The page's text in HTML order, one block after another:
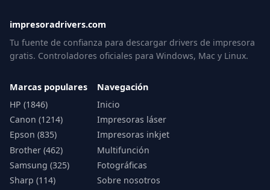
impresoradrivers.com
Tu fuente de confianza para descargar drivers de impresora
gratis. Controladores oficiales para Windows, Mac y Linux.
Marcas populares
HP (1846)
Canon (1214)
Epson (835)
Brother (462)
Samsung (325)
Sharp (114)
Navegación
Inicio
Impresoras láser
Impresoras inkjet
Multifunción
Fotográficas
Sobre nosotros